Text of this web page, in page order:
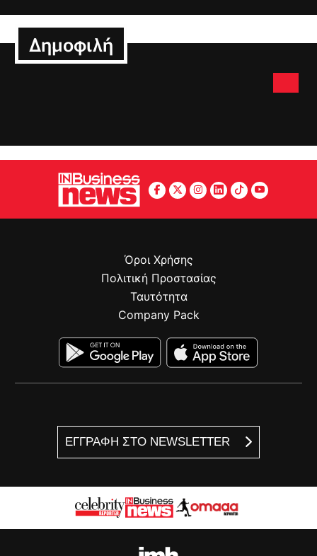
Δημοφιλή
ΕΓΓΡΑΦΗ ΣΤΟ NEWSLETTER
Όροι Χρήσης
Πολιτική Προστασίας
Ταυτότητα
Company Pack